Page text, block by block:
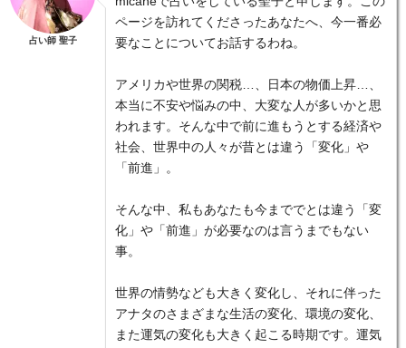
占い師 聖子
ページを訪れてくださったあなたへ、今一番必
要なことについてお話するわね。
アメリカや世界の関税…、日本の物価上昇…、
本当に不安や悩みの中、大変な人が多いかと思
われます。そんな中で前に進もうとする経済や
社会、世界中の人々が昔とは違う「変化」や
「前進」。
そんな中、私もあなたも今まででとは違う「変
化」や「前進」が必要なのは言うまでもない
事。
世界の情勢なども大きく変化し、それに伴った
アナタのさまざまな生活の変化、環境の変化、
また運気の変化も大きく起こる時期です。運気